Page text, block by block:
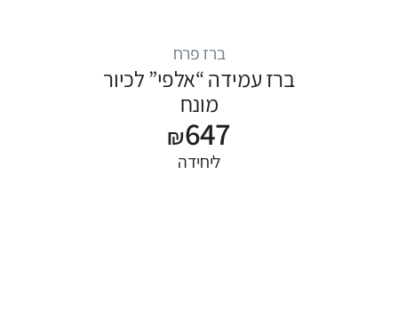
ברז פרח
ברז עמידה “אלפי” לכיור
מונח
₪647
ליחידה